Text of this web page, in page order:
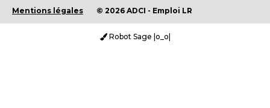
Mentions légales © 2026 ADCI - Emploi LR
Robot Sage |o_o|